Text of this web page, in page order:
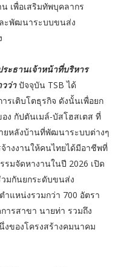
เพื่อเสริมทัพบุคลากร
ะพัฒนาระบบขนส่ง
ะธานเจ้าหน้าที่บริหาร
ว่าปัจจุบัน TSB ได้
รเติบโตธุรกิจ ดังนั้นเพื่อยก
ง กัปตันเมล์-บัสโฮสเตส ที่
ยหลังบ้านที่พัฒนาระบบต่างๆ
จ้างงานให้คนไทยได้มีอาชีพที่
รมจัดหางานในปี 2026 เปิด
มกันยกระดับขนส่ง
แหน่งรวมกว่า 700 อัตรา
ารสาขา นายท่า รวมถึง
ของโครงสร้างคมนาคม